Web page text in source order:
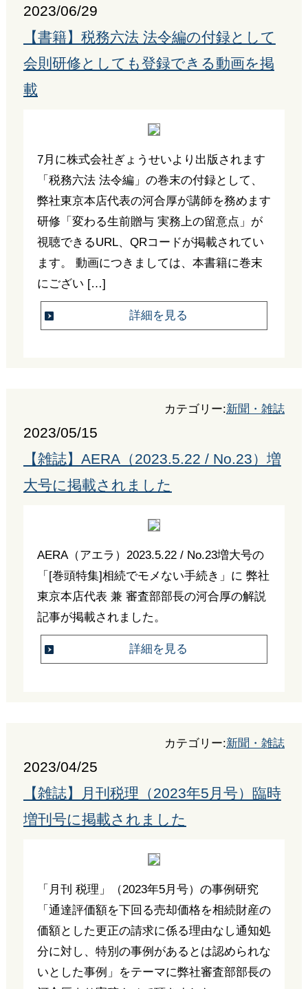
2023/06/29
【書籍】税務六法 法令編の付録として
会則研修としても登録できる動画を掲
載
7月に株式会社ぎょうせいより出版されます
「税務六法 法令編」の巻末の付録として、
弊社東京本店代表の河合厚が講師を務めます
研修「変わる生前贈与 実務上の留意点」が
視聴できるURL、QRコードが掲載されてい
ます。 動画につきましては、本書籍に巻末
にござい […]
詳細を見る
カテゴリー:新聞・雑誌
2023/05/15
【雑誌】AERA（2023.5.22 / No.23）増
大号に掲載されました
AERA（アエラ）2023.5.22 / No.23増大号の
「[巻頭特集]相続でモメない手続き」に 弊社
東京本店代表 兼 審査部部長の河合厚の解説
記事が掲載されました。
詳細を見る
カテゴリー:新聞・雑誌
2023/04/25
【雑誌】月刊税理（2023年5月号）臨時
増刊号に掲載されました
「月刊 税理」（2023年5月号）の事例研究
「通達評価額を下回る売却価格を相続財産の
価額とした更正の請求に係る理由なし通知処
分に対し、特別の事例があるとは認められな
いとした事例」をテーマに弊社審査部部長の